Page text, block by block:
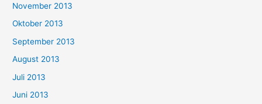
November 2013
Oktober 2013
September 2013
August 2013
Juli 2013
Juni 2013